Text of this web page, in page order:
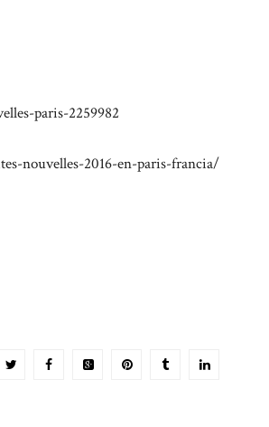
paris-2259982
nouvelles-2016-en-paris-francia/